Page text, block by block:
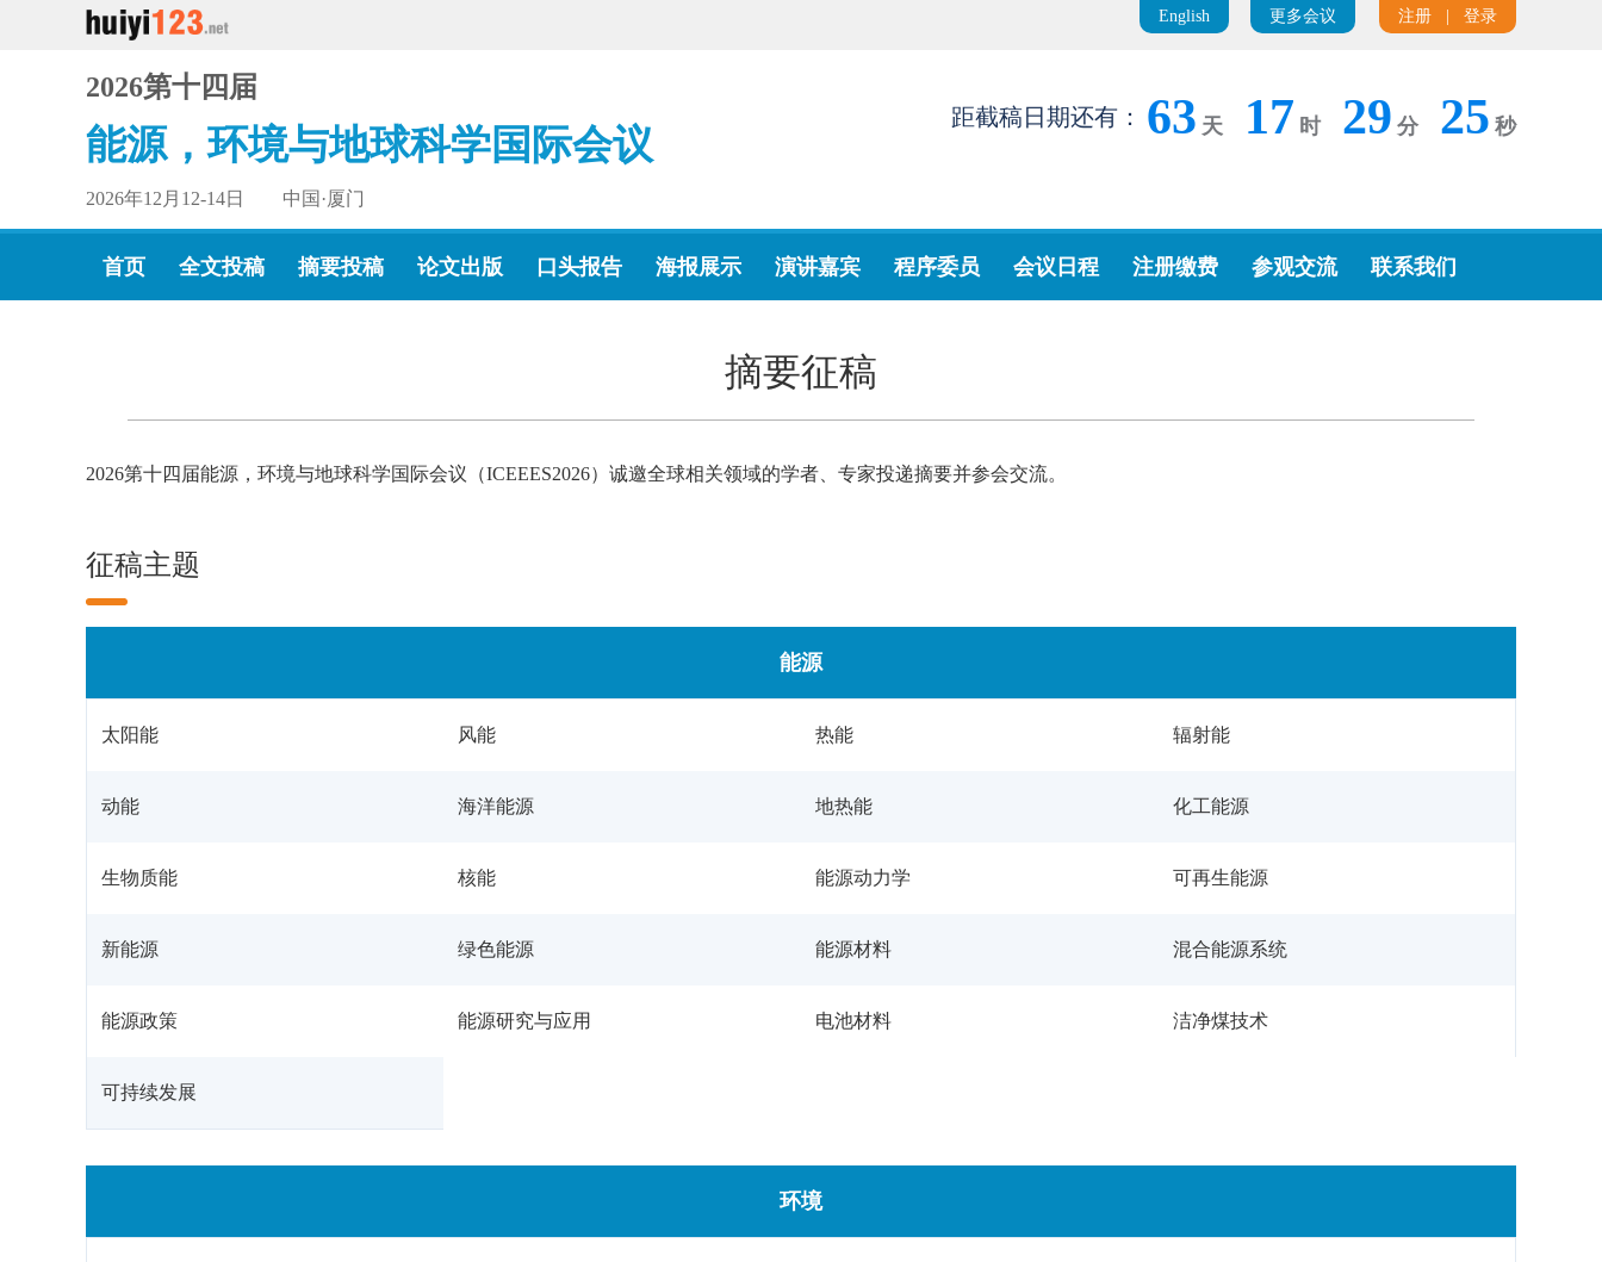
注册 登录
更多会议
English
2026第十四届
能源，环境与地球科学国际会议
2026年12月12-14日 中国·厦门
距截稿日期还有： 63 天 17 时 29 分 25 秒
首页 全文投稿 摘要投稿 论文出版 口头报告 海报展示 演讲嘉宾 程序委员 会议日程 注册缴费 参观交流 联系我们
摘要征稿
2026第十四届能源，环境与地球科学国际会议（ICEEES2026）诚邀全球相关领域的学者、专家投递摘要并参会交流。
征稿主题
能源
太阳能 风能 热能 辐射能
动能 海洋能源 地热能 化工能源
生物质能 核能 能源动力学 可再生能源
新能源 绿色能源 能源材料 混合能源系统
能源政策 能源研究与应用 电池材料 洁净煤技术
可持续发展
环境